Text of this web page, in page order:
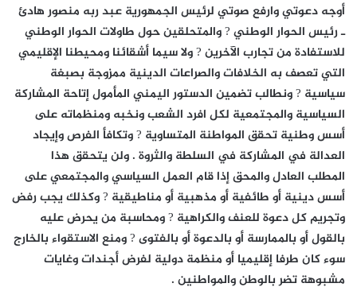
أوجه دعوتي وارفع صوتي لرئيس الجمهورية عبد ربه منصور هادئ
ـ رئيس الحوار الوطني ? والمتحلقين حول طاولات الحوار الوطني
للاستفادة من تجارب الآخرين ? ولا سيما أشقائنا ومحيطنا الإقليمي
التي تعصف به الخلافات والصراعات الدينية ممزوجة بصبغة
سياسية ? ونطالب تضمين الدستور اليمني المأمول إتاحة المشاركة
السياسية والمجتمعية لكل افرد الشعب ونخبه ومنظماته على
أسس وطنية تحقق المواطنة المتساوية ? وتكافأ الفرص وإيجاد
العدالة في المشاركة في السلطة والثروة . ولن يتحقق هذا
المطلب العادل والمحق إذا قام العمل السياسي والمجتمعي على
أسس دينية أو طائفية أو مذهبية أو مناطيقية ? وكذلك يجب رفض
وتجريم كل دعوة للعنف والكراهية ? ومحاسبة من يحرض عليه
بالقول أو بالممارسة أو بالدعوة أو بالفتوى ? ومنع الاستقواء بالخارج
سوء كان طرفا إقليميا أو منظمة دولية لفرض أجندات وغايات
مشبوهة تضر بالوطن والمواطنين .